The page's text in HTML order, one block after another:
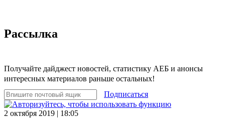
Рассылка
Получайте дайджест новостей, статистику АЕБ и анонсы
интересных материалов раньше остальных!
Подписаться
2 октября 2019 | 18:05